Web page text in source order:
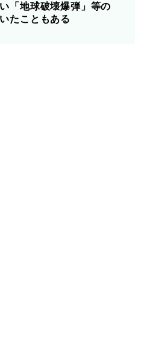
「地球破壊爆弾」等の
たこともある